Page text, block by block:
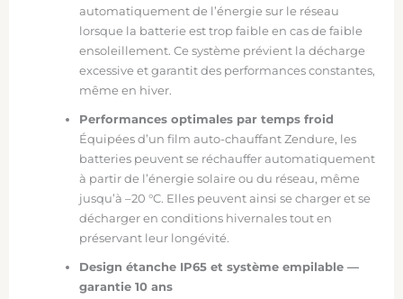
automatiquement de l’énergie sur le réseau
lorsque la batterie est trop faible en cas de faible
ensoleillement. Ce système prévient la décharge
excessive et garantit des performances constantes,
même en hiver.
Performances optimales par temps froid
Équipées d’un film auto-chauffant Zendure, les
batteries peuvent se réchauffer automatiquement
à partir de l’énergie solaire ou du réseau, même
jusqu’à –20 °C. Elles peuvent ainsi se charger et se
décharger en conditions hivernales tout en
préservant leur longévité.
Design étanche IP65 et système empilable —
garantie 10 ans